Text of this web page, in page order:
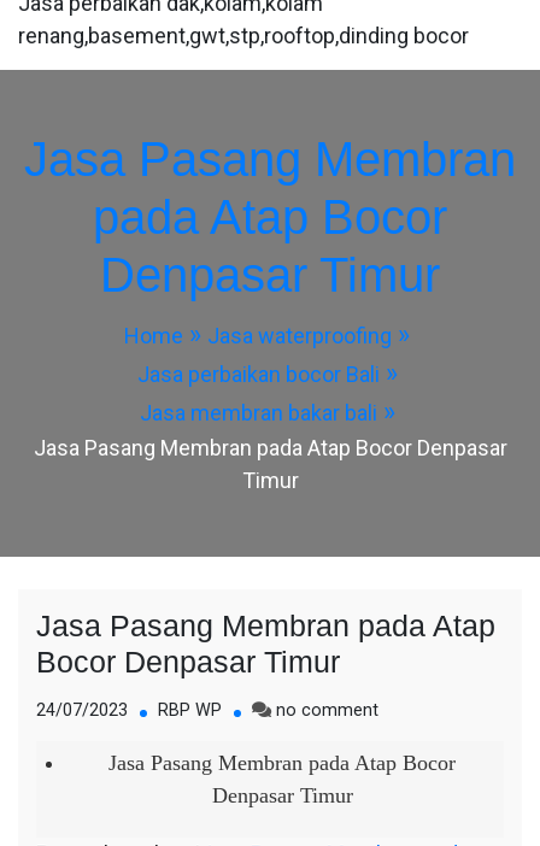
renang,basement,gwt,stp,rooftop,dinding bocor
Jasa Pasang Membran
pada Atap Bocor
Denpasar Timur
Home
Jasa waterproofing
Jasa perbaikan bocor Bali
Jasa membran bakar bali
Jasa Pasang Membran pada Atap Bocor Denpasar
Timur
Jasa Pasang Membran pada Atap
Bocor Denpasar Timur
24/07/2023 RBP WP no commenton
Pasang
Jasa Pasang Membran pada Atap Bocor
Denpasar Timur